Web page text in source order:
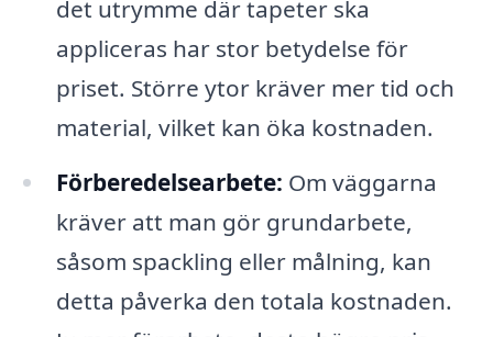
det utrymme där tapeter ska
appliceras har stor betydelse för
priset. Större ytor kräver mer tid och
material, vilket kan öka kostnaden.
Förberedelsearbete: Om väggarna
kräver att man gör grundarbete,
såsom spackling eller målning, kan
detta påverka den totala kostnaden.